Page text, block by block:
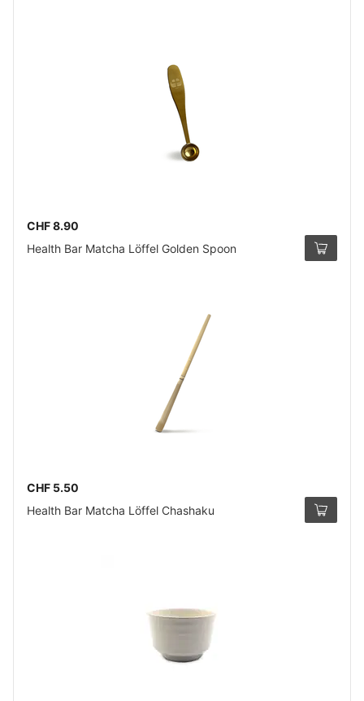
CHF 8.90
Health Bar Matcha Löffel Golden Spoon
CHF 5.50
Health Bar Matcha Löffel Chashaku